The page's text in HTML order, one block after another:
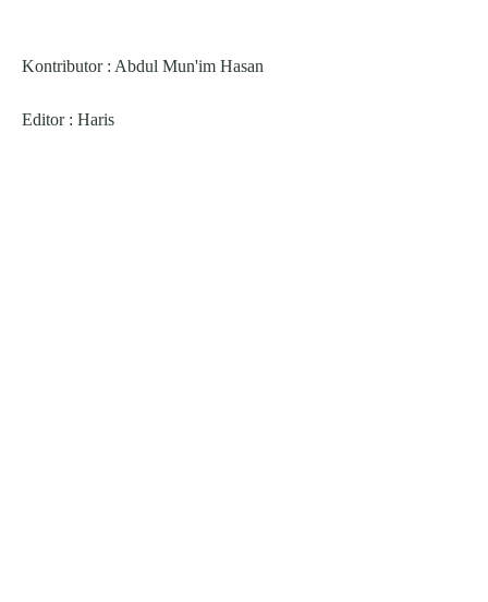
Kontributor : Abdul Mun'im Hasan
Editor : Haris